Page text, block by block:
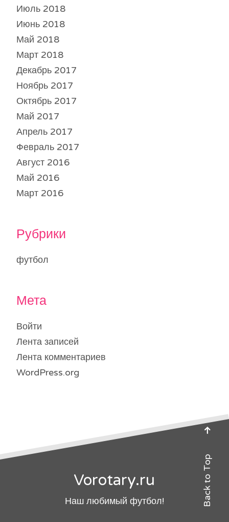
Июль 2018
Июнь 2018
Май 2018
Март 2018
Декабрь 2017
Ноябрь 2017
Октябрь 2017
Май 2017
Апрель 2017
Февраль 2017
Август 2016
Май 2016
Март 2016
Рубрики
футбол
Мета
Войти
Лента записей
Лента комментариев
WordPress.org
Vorotary.ru
Наш любимый футбол! Back to Top